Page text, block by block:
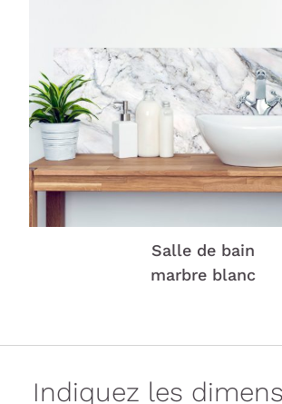
Salle de bain
marbre blanc
Indiquez les